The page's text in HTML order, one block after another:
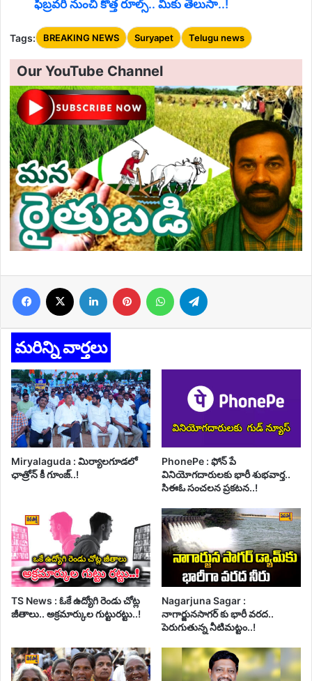
ఫిబ్రవరి నుంచి కొత్త రూల్స్.. మీకు తెలుసా..!
Tags: BREAKING NEWS Suryapet Telugu news
Our YouTube Channel
Facebook LinkedIn Pinterest WhatsApp
మరిన్ని వార్తలు
Miryalaguda : మిర్యాలగూడలో
ఛాత్రోన్ కీ గూంజ్..!
PhonePe : ఫోన్ పే
వినియోగదారులకు భారీ శుభవార్త..
సిఈఓ సంచలన ప్రకటన..!
TS News : ఓకే ఉద్యోగి రెండు చోట్ల
జీతాలు.. అక్రమార్కుల గుట్టురట్టు..!
Nagarjuna Sagar :
నాగార్జునసాగర్ కు భారీ వరద..
పెరుగుతున్న నీటిమట్టం..!